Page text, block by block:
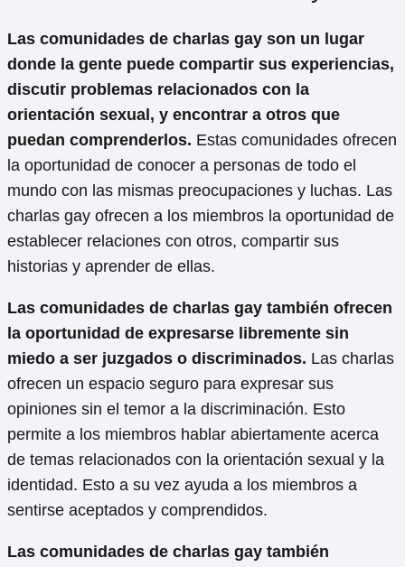
Las comunidades de charlas gay son un lugar
donde la gente puede compartir sus experiencias,
discutir problemas relacionados con la
orientación sexual, y encontrar a otros que
puedan comprenderlos. Estas comunidades ofrecen
la oportunidad de conocer a personas de todo el
mundo con las mismas preocupaciones y luchas. Las
charlas gay ofrecen a los miembros la oportunidad de
establecer relaciones con otros, compartir sus
historias y aprender de ellas.
Las comunidades de charlas gay también ofrecen
la oportunidad de expresarse libremente sin
miedo a ser juzgados o discriminados. Las charlas
ofrecen un espacio seguro para expresar sus
opiniones sin el temor a la discriminación. Esto
permite a los miembros hablar abiertamente acerca
de temas relacionados con la orientación sexual y la
identidad. Esto a su vez ayuda a los miembros a
sentirse aceptados y comprendidos.
Las comunidades de charlas gay también